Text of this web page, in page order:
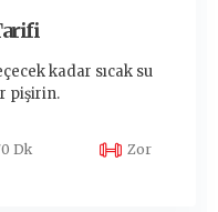
kadar sıcak su
pişirin.
Dk Zor